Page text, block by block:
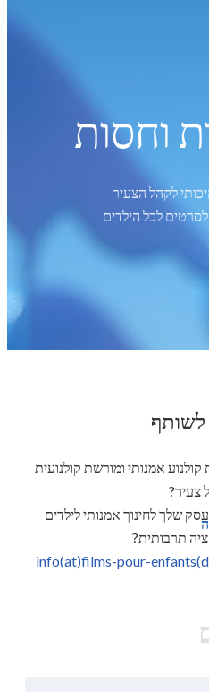
וחסות
לקהל הצעיר
לכל הילדים
לשותף
אמנותי ומורשת קולנועית
צעיר?
שלך לחינוך אמנותי לילדים
תרבותית?
info(at)films-pour-